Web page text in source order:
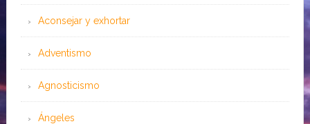
Aconsejar y exhortar
Adventismo
Agnosticismo
Ángeles